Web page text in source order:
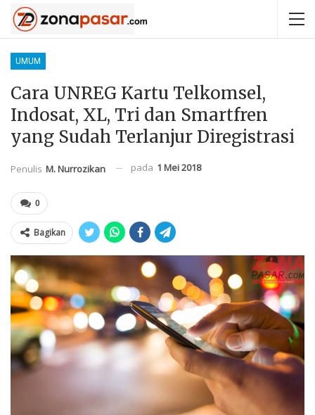
UMUM
Cara UNREG Kartu Telkomsel,
Indosat, XL, Tri dan Smartfren
yang Sudah Terlanjur Diregistrasi
Penulis M. Nurrozikan pada 1 Mei 2018
0
Bagikan